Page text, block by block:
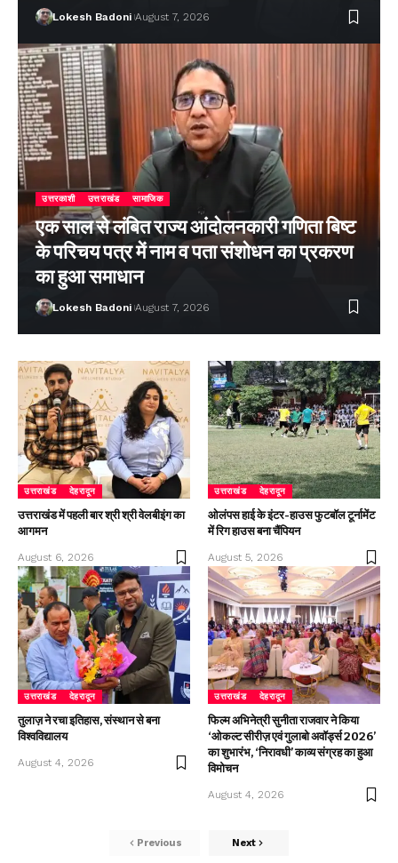
Lokesh Badoni August 7, 2026
उत्तरकाशी उत्तराखंड सामाजिक
एक साल से लंबित राज्य आंदोलनकारी गणिता बिष्ट
के परिचय पत्र में नाम व पता संशोधन का प्रकरण
का हुआ समाधान
Lokesh Badoni August 7, 2026
उत्तराखंड देहरादून
उत्तराखंड में पहली बार श्री श्री वेलबीइंग का
आगमन
August 6, 2026
उत्तराखंड देहरादून
ओलंपस हाई के इंटर-हाउस फुटबॉल टूर्नामेंट
में रिग हाउस बना चैंपियन
August 5, 2026
उत्तराखंड देहरादून
तुलाज़ ने रचा इतिहास, संस्थान से बना
विश्वविद्यालय
August 4, 2026
उत्तराखंड देहरादून
फिल्म अभिनेत्री सुनीता राजवार ने किया
‘ओकल्ट सीरीज़ एवं गुलाबो अवॉर्ड्स 2026’
का शुभारंभ, ‘निरावधी’ काव्य संग्रह का हुआ
विमोचन
August 4, 2026
Previous Next